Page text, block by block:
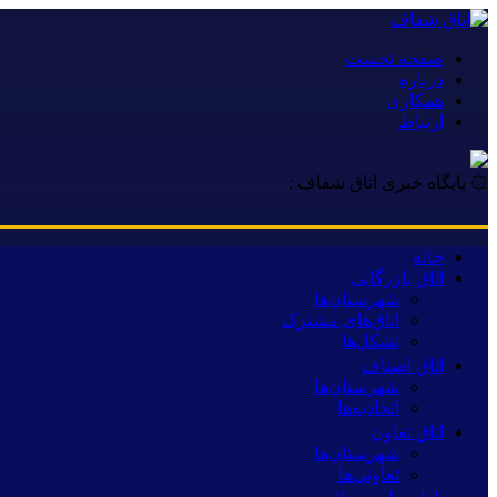
صفحه نخست
درباره
همکاری
ارتباط
۞ پایگاه خبری اتاق شفاف :
خانه
اتاق بازرگانی
شهرستان‌ها
اتاق‌های مشترک
تشکل‌ها
اتاق اصناف
شهرستان‌ها
اتحادیه‌ها
اتاق تعاون
شهرستان‌ها
تعاونی‌ها